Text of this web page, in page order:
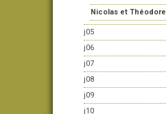
Nicolas et Théodore
j05
j06
j07
j08
j09
j10